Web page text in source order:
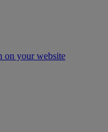
on your website